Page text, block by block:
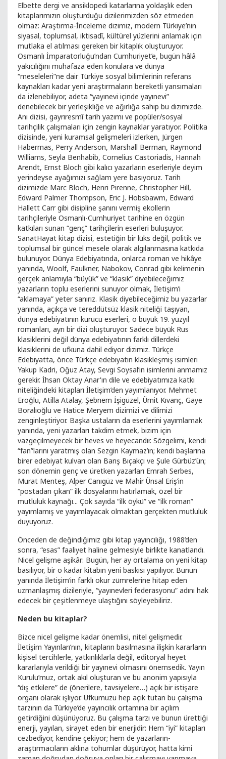
Elbette dergi ve ansiklopedi katarlarına yoldaşlık eden
kitaplarımızın oluşturduğu dizilerimizden söz etmeden
olmaz: Araştırma-İnceleme dizimiz, modern Türkiye’nin
siyasal, toplumsal, iktisadî, kültürel yüzlerini anlamak için
mutlaka el atılması gereken bir kitaplık oluşturuyor.
Osmanlı İmparatorluğu’ndan Cumhuriyet’e, bugün hâlâ
yakıcılığını muhafaza eden konulara ve dünya
“meseleleri”ne dair Türkiye sosyal bilimlerinin referans
kaynakları kadar yeni araştırmaların bereketli yansımaları
da izlenebiliyor, adeta “yayınevi içinde yayınevi”
denebilecek bir yerleşikliğe ve ağırlığa sahip bu dizimizde.
Anı dizisi, gayrıresmî tarih yazımı ve popüler/sosyal
tarihçilik çalışmaları için zengin kaynaklar yaratıyor. Politika
dizisinde, yeni kuramsal gelişmeleri izlerken, Jürgen
Habermas, Perry Anderson, Marshall Berman, Raymond
Williams, Seyla Benhabib, Cornelius Castoriadis, Hannah
Arendt, Ernst Bloch gibi kalıcı yazarların eserleriyle deyim
yerindeyse ayağımızı sağlam yere basıyoruz. Tarih
dizimizde Marc Bloch, Henri Pirenne, Christopher Hill,
Edward Palmer Thompson, Eric J. Hobsbawm, Edward
Hallett Carr gibi disipline şanını vermiş ekollerin
tarihçileriyle Osmanlı-Cumhuriyet tarihine en özgün
katkıları sunan “genç” tarihçilerin eserleri buluşuyor.
SanatHayat kitap dizisi, estetiğin bir lüks değil, politik ve
toplumsal bir güncel mesele olarak algılanmasına katkıda
bulunuyor. Dünya Edebiyatında, onlarca roman ve hikâye
yanında, Woolf, Faulkner, Nabokov, Conrad gibi kelimenin
gerçek anlamıyla “büyük” ve “klasik” diyebileceğimiz
yazarların toplu eserlerini sunuyor olmak, İletişim’i
“aklamaya” yeter sanırız. Klasik diyebileceğimiz bu yazarlar
yanında, açıkça ve tereddütsüz klasik niteliği taşıyan,
dünya edebiyatının kurucu eserleri, o büyük 19. yüzyıl
romanları, ayrı bir dizi oluşturuyor. Sadece büyük Rus
klasiklerini değil dünya edebiyatının farklı dillerdeki
klasiklerini de ufkuna dahil ediyor dizimiz. Türkçe
Edebiyatta, önce Türkçe edebiyatın klasikleşmiş isimleri
Yakup Kadri, Oğuz Atay, Sevgi Soysal’ın isimlerini anmamız
gerekir. İhsan Oktay Anar'ın dile ve edebiyatımıza katkı
niteliğindeki kitapları İletişim’den yayımlanıyor. Mehmet
Eroğlu, Atilla Atalay, Şebnem İşigüzel, Ümit Kıvanç, Gaye
Boralıoğlu ve Hatice Meryem dizimizi ve dilimizi
zenginleştiriyor. Başka ustaların da eserlerini yayımlamak
yanında, yeni yazarları takdim etmek, bizim için
vazgeçilmeyecek bir heves ve heyecandır. Sözgelimi, kendi
“fan”larını yaratmış olan Sezgin Kaymaz’ın; kendi başlarına
birer edebiyat kulvarı olan Barış Bıçakçı ve Şule Gürbüz’ün;
son dönemin genç ve üretken yazarları Emrah Serbes,
Murat Menteş, Alper Canıgüz ve Mahir Ünsal Eriş’in
“postadan çıkan” ilk dosyalarını hatırlamak, özel bir
mutluluk kaynağı... Çok sayıda “ilk öykü” ve “ilk roman”
yayımlamış ve yayımlayacak olmaktan gerçekten mutluluk
duyuyoruz.
Önceden de değindiğimiz gibi kitap yayıncılığı, 1988’den
sonra, “esas” faaliyet haline gelmesiyle birlikte kanatlandı.
Nicel gelişme aşikâr: Bugün, her ay ortalama on yeni kitap
basılıyor, bir o kadar kitabın yeni baskısı yapılıyor. Bunun
yanında İletişim’in farklı okur zümrelerine hitap eden
uzmanlaşmış dizileriyle, “yayınevleri federasyonu” adını hak
edecek bir çeşitlenmeye ulaştığını söyleyebiliriz.
Neden bu kitaplar?
Bizce nicel gelişme kadar önemlisi, nitel gelişmedir.
İletişim Yayınları’nın, kitapların basılmasına ilişkin kararların
kişisel tercihlerle, yatkınlıklarla değil, editoryal heyet
kararlarıyla verildiği bir yayınevi olmasını önemsedik. Yayın
Kurulu’muz, ortak akıl oluşturan ve bu anonim yapısıyla
“dış etkilere” de (önerilere, tavsiyelere…) açık bir istişare
organı olarak işliyor. Ufkumuzu hep açık tutan bu çalışma
tarzının da Türkiye’de yayıncılık ortamına bir açılım
getirdiğini düşünüyoruz. Bu çalışma tarzı ve bunun ürettiği
enerji, yayılan, sirayet eden bir enerjidir: Hem “iyi” kitapları
cezbediyor, kendine çekiyor; hem de yazarların-
araştırmacıların aklına tohumlar düşürüyor, hatta kimi